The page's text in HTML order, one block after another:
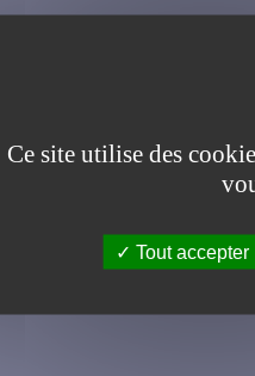
Ce site utilise des
Tout accepter